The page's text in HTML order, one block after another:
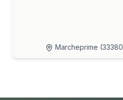
Marcheprime (33380